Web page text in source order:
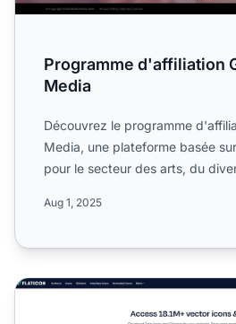
Programme d'affiliation
Media
Découvrez le programme
Media, une plateforme basée
pour le secteur des arts, du
Aug 1, 2025
Programme d'affiliation Flaticon